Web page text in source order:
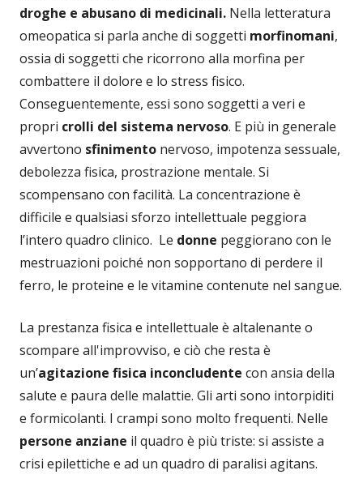
droghe e abusano di medicinali. Nella letteratura
omeopatica si parla anche di soggetti morfinomani,
ossia di soggetti che ricorrono alla morfina per
combattere il dolore e lo stress fisico.
Conseguentemente, essi sono soggetti a veri e
propri crolli del sistema nervoso. E più in generale
avvertono sfinimento nervoso, impotenza sessuale,
debolezza fisica, prostrazione mentale. Si
scompensano con facilità. La concentrazione è
difficile e qualsiasi sforzo intellettuale peggiora
l’intero quadro clinico. Le donne peggiorano con le
mestruazioni poiché non sopportano di perdere il
ferro, le proteine e le vitamine contenute nel sangue.
La prestanza fisica e intellettuale è altalenante o
scompare all'improvviso, e ciò che resta è
un’agitazione fisica inconcludente con ansia della
salute e paura delle malattie. Gli arti sono intorpiditi
e formicolanti. I crampi sono molto frequenti. Nelle
persone anziane il quadro è più triste: si assiste a
crisi epilettiche e ad un quadro di paralisi agitans.